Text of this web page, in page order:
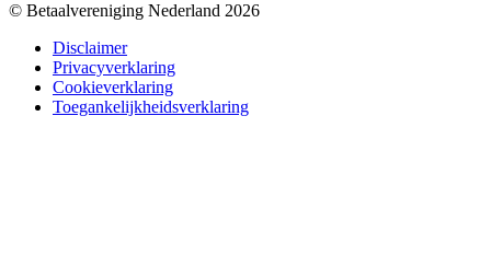
© Betaalvereniging Nederland 2026
Disclaimer
Privacyverklaring
Cookieverklaring
Toegankelijkheidsverklaring